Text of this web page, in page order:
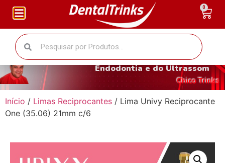
O fantástico mundo da
Endodontia e do Ultrassom
Chico Trinks
Início / Limas Reciprocantes / Lima Univy Reciprocante
One (35.06) 21mm c/6
0